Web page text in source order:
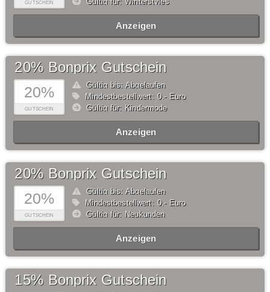
GUTSCHEIN
Anzeigen
20%
GUTSCHEIN
20% Bonprix Gutschein
Gültig bis: Abgelaufen
Mindestbestellwert: 0,- Euro
Gültig für: Kindermode
Anzeigen
20%
GUTSCHEIN
20% Bonprix Gutschein
Gültig bis: Abgelaufen
Mindestbestellwert: 0,- Euro
Gültig für: Neukunden
Anzeigen
15% Bonprix Gutschein